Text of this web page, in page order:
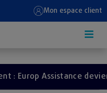
Mon espace client
Assistance devient